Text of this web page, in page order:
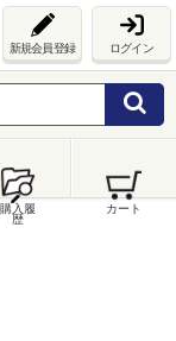
新規会員登録 ログイン
購入履
歴
カート